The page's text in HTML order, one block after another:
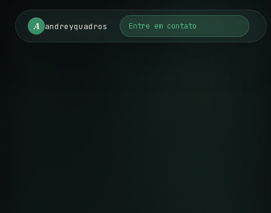
A andreyquadros Entre em contato